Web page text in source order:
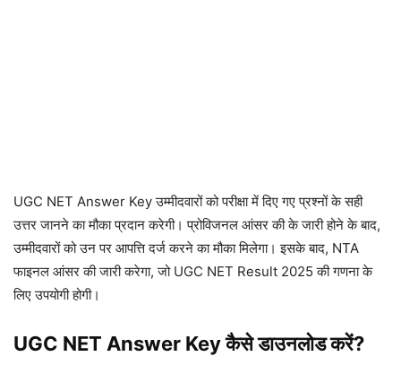
UGC NET Answer Key उम्मीदवारों को परीक्षा में दिए गए प्रश्नों के सही
उत्तर जानने का मौका प्रदान करेगी। प्रोविजनल आंसर की के जारी होने के बाद,
उम्मीदवारों को उन पर आपत्ति दर्ज करने का मौका मिलेगा। इसके बाद, NTA
फाइनल आंसर की जारी करेगा, जो UGC NET Result 2025 की गणना के
लिए उपयोगी होगी।
UGC NET Answer Key कैसे डाउनलोड करें?